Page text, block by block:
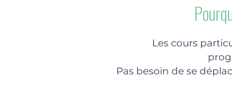
Les cours
Pas besoin de se